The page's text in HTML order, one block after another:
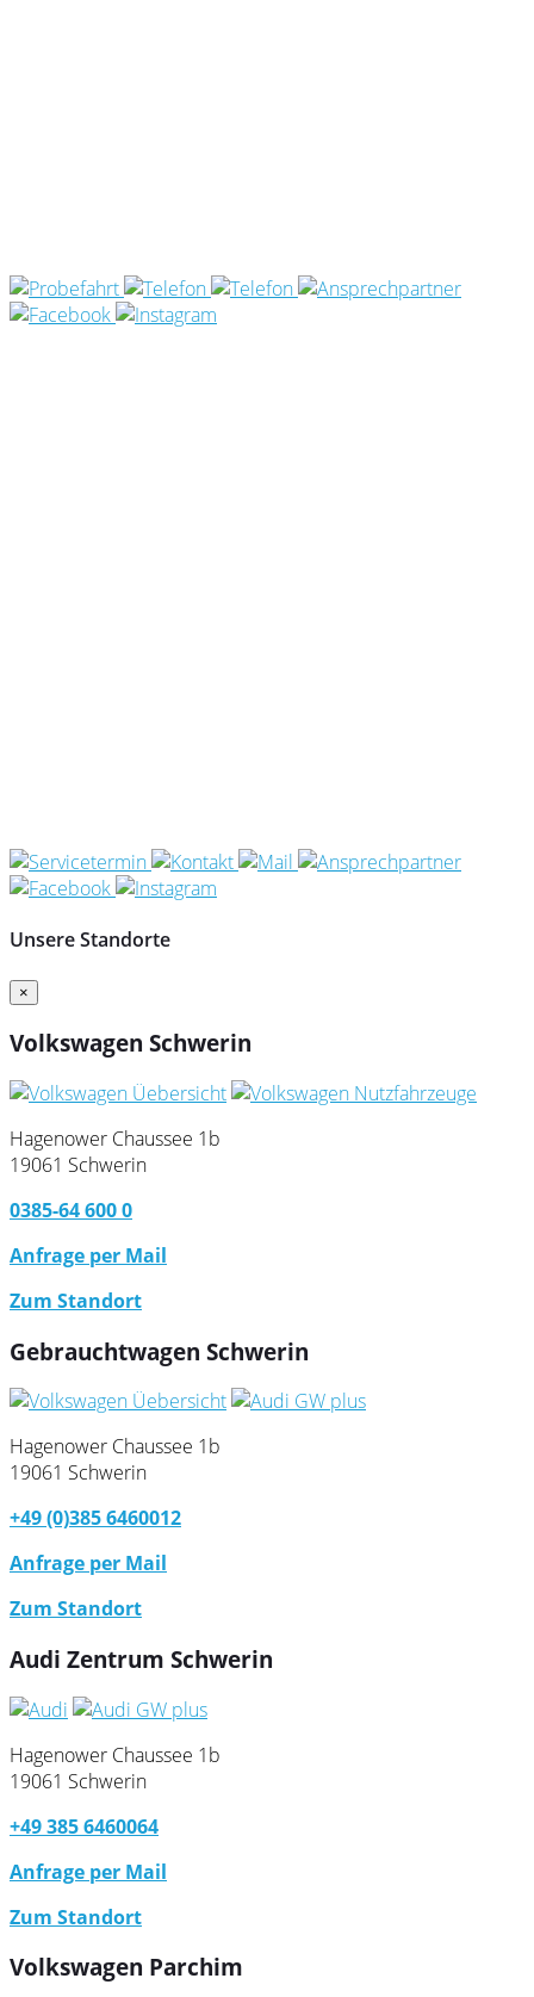
Unsere Standorte
×
Volkswagen Schwerin
Hagenower Chaussee 1b
19061 Schwerin
0385-64 600 0
Anfrage per Mail
Zum Standort
Gebrauchtwagen Schwerin
Hagenower Chaussee 1b
19061 Schwerin
+49 (0)385 6460012
Anfrage per Mail
Zum Standort
Audi Zentrum Schwerin
Hagenower Chaussee 1b
19061 Schwerin
+49 385 6460064
Anfrage per Mail
Zum Standort
Volkswagen Parchim